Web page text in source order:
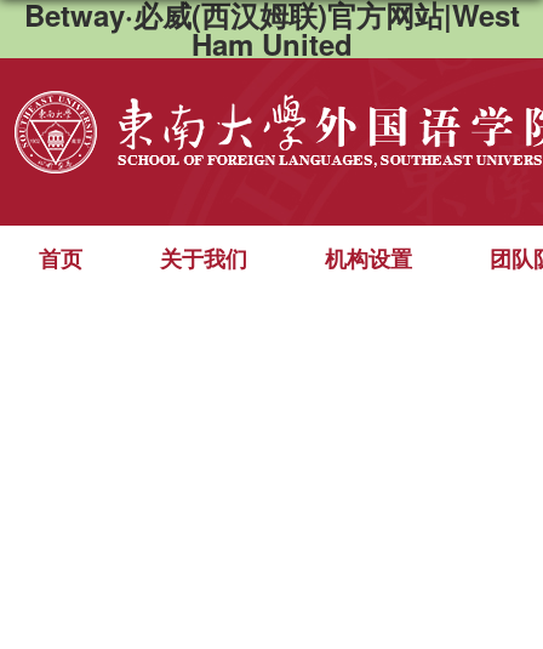
Betway·必威(西汉姆联)官方网站|West
Ham United
首页 关于我们 机构设置 团队